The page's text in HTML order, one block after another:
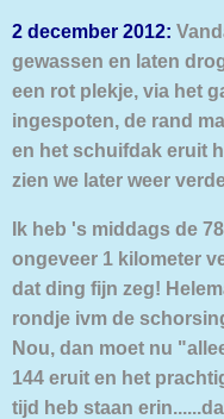
2 december 2012:
gewassen en laten
een rot plekje, via het
ingespoten, de rand
en het schuifdak eruit
zien we later weer
Ik heb 's middags de
ongeveer 1 kilometer
dat ding fijn zeg!
rondje ivm de
Nou, dan moet nu
144 eruit en het
tijd heb staan